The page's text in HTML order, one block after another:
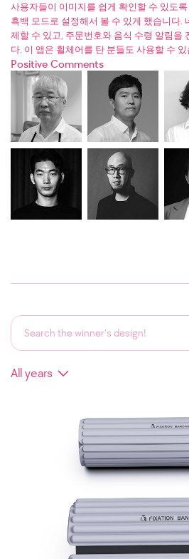
사용자들이 이미지를 쉽게 확인할 수 있도
흑백 모드로 설정해서 볼 수 있게 했습니다.
제할 수 있고, 주문번호와 음식 수령 알림을
다. 이 앱은 휠체어를 탄 분들도 사용할 수 있
Positive Comments